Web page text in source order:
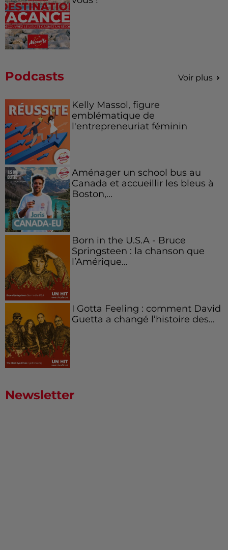
Podcasts Voir plus
Kelly Massol, figure
emblématique de
l'entrepreneuriat féminin
Aménager un school bus au
Canada et accueillir les bleus à
Boston,...
Born in the U.S.A - Bruce
Springsteen : la chanson que
l’Amérique...
I Gotta Feeling : comment David
Guetta a changé l’histoire des...
Newsletter